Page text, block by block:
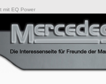
mit EQ Power